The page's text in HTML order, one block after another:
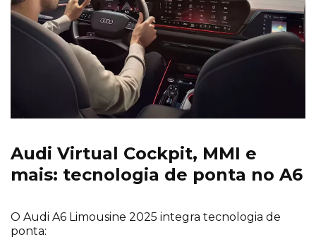
Audi Virtual Cockpit, MMI e
mais: tecnologia de ponta no A6
O Audi A6 Limousine 2025 integra tecnologia de
ponta: